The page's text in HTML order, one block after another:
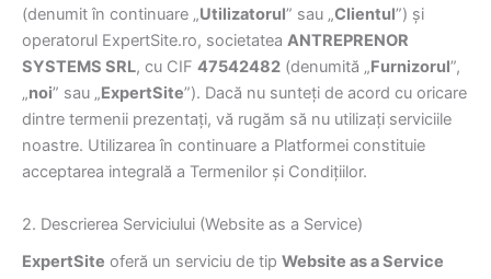
(denumit în continuare „Utilizatorul” sau „Clientul”) și
operatorul ExpertSite.ro, societatea ANTREPRENOR
SYSTEMS SRL, cu CIF 47542482 (denumită „Furnizorul”,
„noi” sau „ExpertSite”). Dacă nu sunteți de acord cu oricare
dintre termenii prezentați, vă rugăm să nu utilizați serviciile
noastre. Utilizarea în continuare a Platformei constituie
acceptarea integrală a Termenilor și Condițiilor.
2. Descrierea Serviciului (Website as a Service)
ExpertSite oferă un serviciu de tip Website as a Service